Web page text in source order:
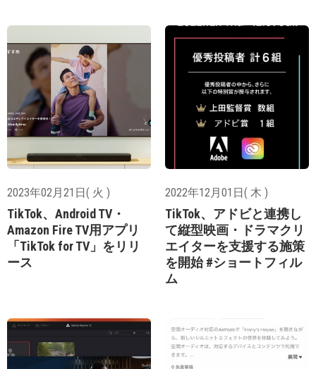
2023年02月21日( 火 )
TikTok、Android TV・
Amazon Fire TV用アプリ
「TikTok for TV」をリリ
ース
2022年12月01日( 木 )
TikTok、アドビと連携し
て縦型映画・ドラマクリ
エイターを支援する施策
を開始 #ショートフィル
ム